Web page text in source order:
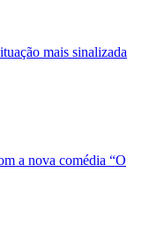
mais sinalizada
a nova comédia “O